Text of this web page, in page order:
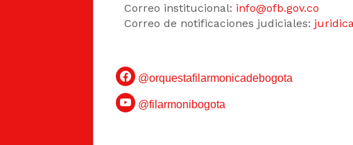
Correo institucional: info@ofb.gov.co
Correo de notificaciones judiciales:
@orquestafilarmonicadebogota
@filarmonibogota